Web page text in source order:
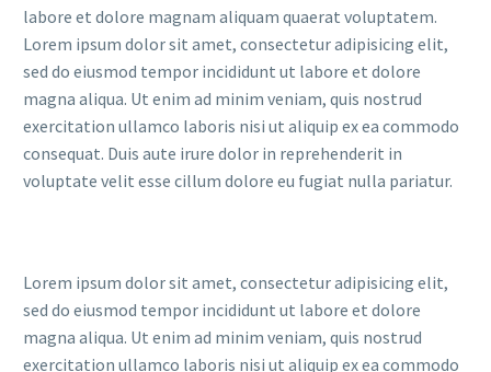
labore et dolore magnam aliquam quaerat voluptatem.
Lorem ipsum dolor sit amet, consectetur adipisicing elit,
sed do eiusmod tempor incididunt ut labore et dolore
magna aliqua. Ut enim ad minim veniam, quis nostrud
exercitation ullamco laboris nisi ut aliquip ex ea commodo
consequat. Duis aute irure dolor in reprehenderit in
voluptate velit esse cillum dolore eu fugiat nulla pariatur.
Lorem ipsum dolor sit amet, consectetur adipisicing elit,
sed do eiusmod tempor incididunt ut labore et dolore
magna aliqua. Ut enim ad minim veniam, quis nostrud
exercitation ullamco laboris nisi ut aliquip ex ea commodo